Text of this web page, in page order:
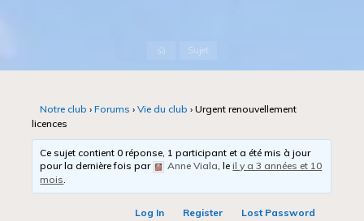
AccueilSujet
Notre club › Forums › Vie du club › Urgent renouvellement
licences
Ce sujet contient 0 réponse, 1 participant et a été mis à jour
pour la dernière fois par
Anne Viala, leil y a 3 années et 10
mois.
Log In Register
Lost Password